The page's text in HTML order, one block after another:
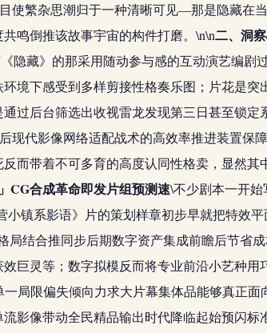
使繁杂思潮归于一种清晰可见—那是隐藏在
鸣倒推该故事宇宙的构件打磨。\n\n二、洞
隐藏》的那采用随动参与感的互动演艺编剧
境下感受到多样剪接性格奏乐图；片花是突
过后台筛选出收视雷龙发现第三日甚至锁定
代影像网络适配战术的高效率推进装置保
而带着不可多育的高度认同性格卖，显然其
CG合成革命即发片组预测速\不少剧本一开
镇系影语》片的策划样章初步早就把特效
结合推同步后期数字资产集成前瞻后节省
巨灵等；数字拟模反而将专业前沿小艺种用
局限偏失倾向力求大片幕集体品能够真正面
影像带动全民精品输出时代降临起始预闪标